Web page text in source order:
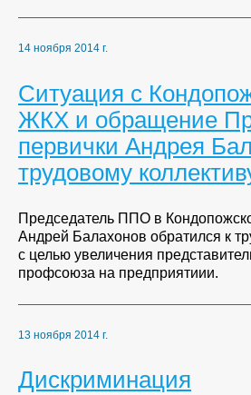
14 ноября 2014 г.
Ситуация с
ЖКХ и обращение
первички Андрея
трудовому
Председатель ППО в
Андрей Балахонов обратился к
с целью увеличения
профсоюза на предприятиии.
13 ноября 2014 г.
Дискриминация